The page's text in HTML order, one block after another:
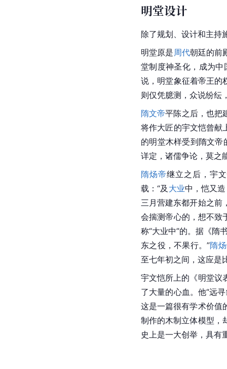
明堂设计
除了规划、设计和主持
明堂原是周代朝廷的前
堂制度神圣化，成为
说，明堂象征着帝王的
则仅凭臆测，众说纷纭
隋文帝平陈之后，也把
将作大匠的宇文恺曾献
的明堂木样受到隋文帝
详定，诸儒争论，莫之
隋炀帝继立之后，宇
载：“及 大业中，恺又
三月营建东都开始之前
会揣测帝心的，想不致
称“大业中”的。据《隋
东之役，不果行。”隋
至七年初之间，这应是
宇文恺所上的《明堂议
了大量的心血。他“远
这是一篇很有学术价值
制作的木制立体模型，
史上是一大创举，具有